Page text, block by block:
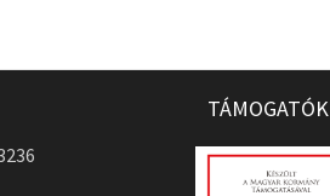
TÁMOGATÓK